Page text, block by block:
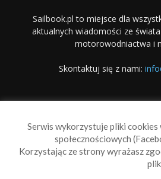
Sailbook.pl to miejsce dla
aktualnych wiadomości ze
motorowodniactwa i
Skontaktuj się z nami:
Serwis wykorzystuje pliki cookies
społecznościowych
Korzystając ze strony wyrażasz